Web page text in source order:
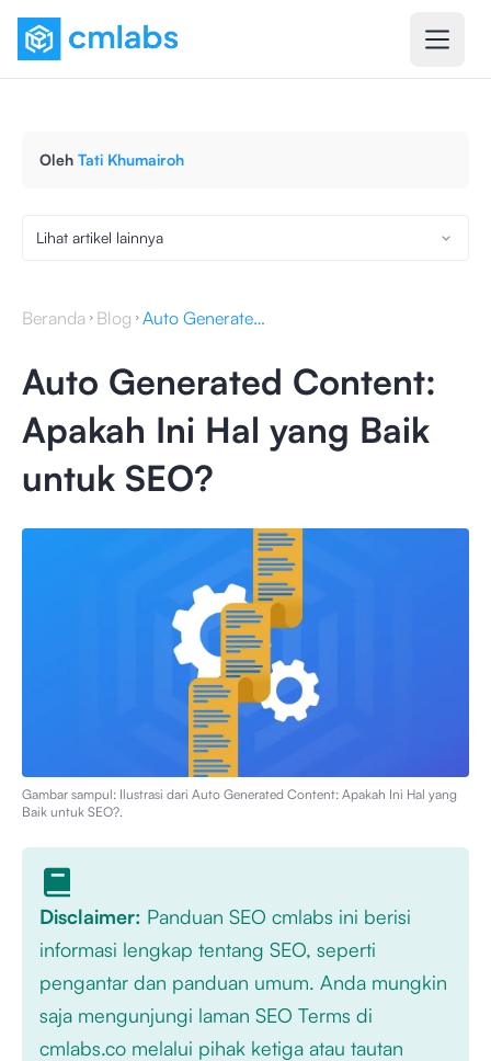
Oleh Tati Khumairoh
Lihat artikel lainnya
Beranda Blog Auto Generated Content: Apakah Ini Hal yang Baik untuk SEO?
Auto Generated Content:
Apakah Ini Hal yang Baik
untuk SEO?
Gambar sampul: Ilustrasi dari Auto Generated Content: Apakah Ini Hal yang
Baik untuk SEO?.
Disclaimer: Panduan SEO cmlabs ini berisi
informasi lengkap tentang SEO, seperti
pengantar dan panduan umum. Anda mungkin
saja mengunjungi laman SEO Terms di
cmlabs.co melalui pihak ketiga atau tautan